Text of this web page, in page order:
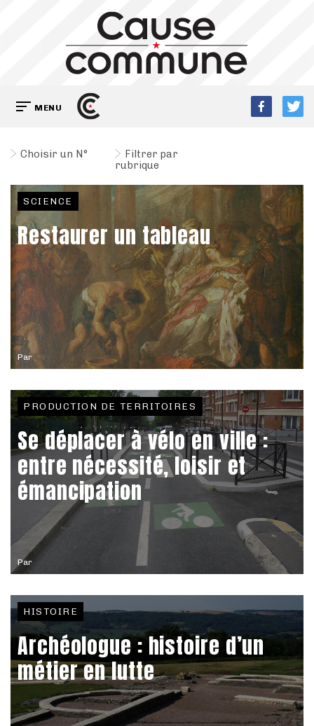
MENU
Choisir un N°
Filtrer par
rubrique
Par
SCIENCE
Restaurer un tableau
Par
PRODUCTION DE TERRITOIRES
Se déplacer à vélo en ville :
entre nécessité, loisir et
émancipation
HISTOIRE
Archéologue : histoire d’un
métier en lutte